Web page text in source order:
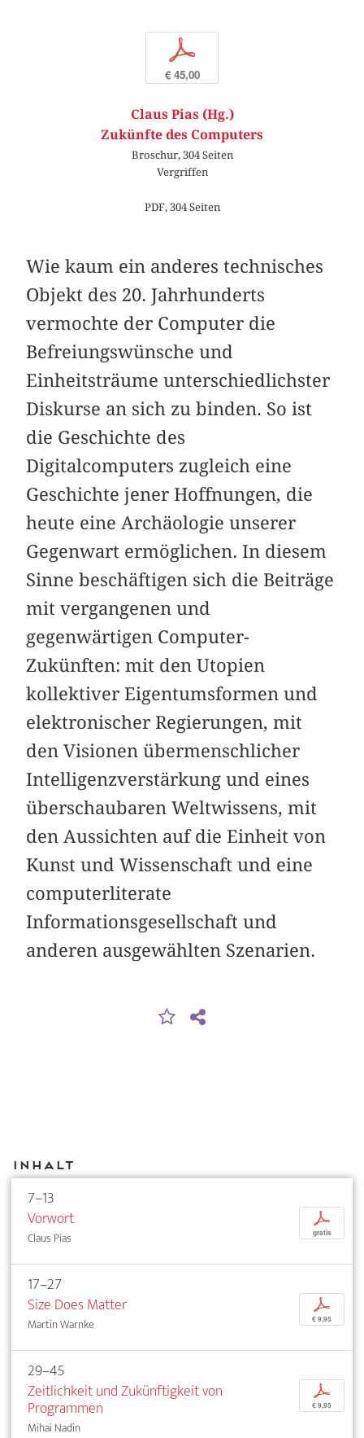
p
€ 45,00
Claus Pias (Hg.)
Zukünfte des Computers
Broschur, 304 Seiten
Vergriffen
PDF, 304 Seiten
Wie kaum ein anderes technisches
Objekt des 20. Jahrhunderts
vermochte der Computer die
Befreiungswünsche und
Einheitsträume unterschiedlichster
Diskurse an sich zu binden. So ist
die Geschichte des
Digitalcomputers zugleich eine
Geschichte jener Hoffnungen, die
heute eine Archäologie unserer
Gegenwart ermöglichen. In diesem
Sinne beschäftigen sich die Beiträge
mit vergangenen und
gegenwärtigen Computer-
Zukünften: mit den Utopien
kollektiver Eigentumsformen und
elektronischer Regierungen, mit
den Visionen übermenschlicher
Intelligenzverstärkung und eines
überschaubaren Weltwissens, mit
den Aussichten auf die Einheit von
Kunst und Wissenschaft und eine
computerliterate
Informationsgesellschaft und
anderen ausgewählten Szenarien.
Inhalt
7–13
Vorwort
Claus Pias
p
gratis
17–27
Size Does Matter
Martin Warnke
p
€ 9,95
29–45
Zeitlichkeit und Zukünftigkeit von
Programmen
Mihai Nadin
p
€ 9,95